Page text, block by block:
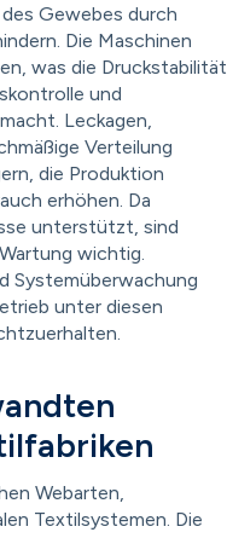
Gewebes durch
Die Maschinen
was die Druckstabilität
und
Leckagen,
Verteilung
die Produktion
erhöhen. Da
unterstützt, sind
wichtig.
Systemüberwachung
unter diesen
Webarten,
Textilsystemen. Die